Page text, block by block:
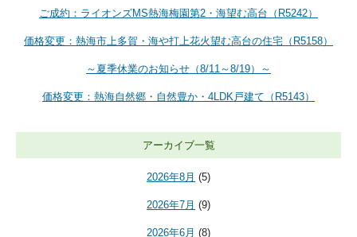
ご成約：ライオンズMS熱海梅園第2・海望む高台（R5242）
価格変更：熱海市上多賀・海や打上花火望む高台の住宅（R5158）
～夏季休業のお知らせ（8/11～8/19）～
価格変更：熱海自然郷・自然豊か・4LDK戸建て（R5143）
アーカイブ一覧
2026年8月 (5)
2026年7月 (9)
2026年6月 (8)